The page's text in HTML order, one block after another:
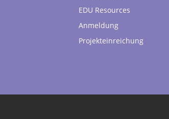
EDU Resources
Anmeldung
Projekteinreichung